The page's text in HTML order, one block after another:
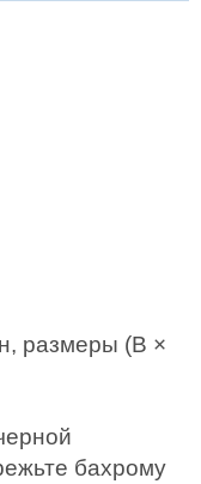
размеры (В ×
бахрому